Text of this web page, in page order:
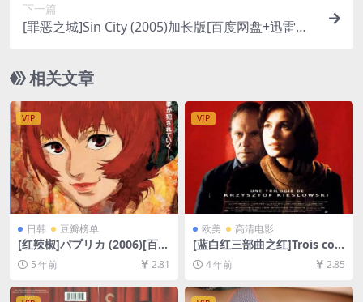
下一篇
[罪恶之城]Sin City (2005)加长版[百度网盘+迅雷云
相关文章
VIP
日韩 豆瓣榜单
[红辣椒]パプリカ (2006)[百度
网盘+迅雷云盘资源1080P超
清未删减][MP4/5.2GB][日语
中字]
5 年前 2.81
VIP
欧美 高清电影
[蓝白红三部曲之红]Trois coul
eurs: Rouge (1994)[百度网
盘+迅雷云盘资源1080P超清
未删减][MP4/6.3GB][中文字
幕]
4 年前 2.85